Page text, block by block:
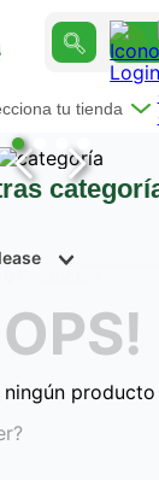
tu tienda
producto